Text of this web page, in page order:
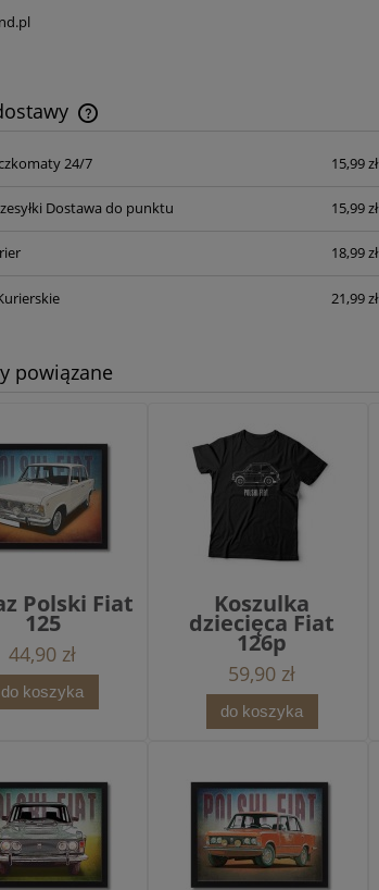
Cena nie zawiera ewentualnych kosztów
24/7 15,99 zł
Dostawa do punktu 15,99 zł
18,99 zł
21,99 zł
powiązane
Polski Fiat
125
44,90 zł
do koszyka
Koszulka
dziecięca Fiat
126p
59,90 zł
do koszyka